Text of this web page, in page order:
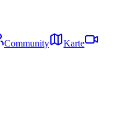
Community
Karte